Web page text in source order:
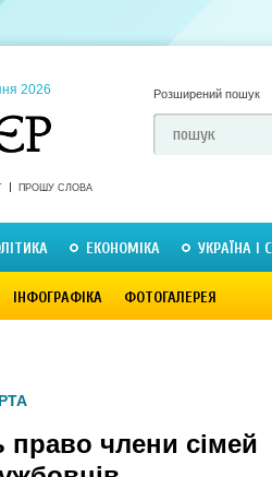
2026 Розширений пошук
ПРОШУ СЛОВА
ЕКОНОМІКА УКРАЇНА І
ІНФОГРАФІКА ФОТОГАЛЕРЕЯ
члени сімей